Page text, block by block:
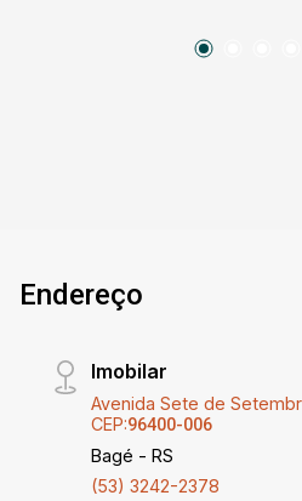
veículo Pátio amplo com
Endereço
Imobilar
Avenida Sete de
CEP:96400-006
Bagé - RS
(53) 3242-2378